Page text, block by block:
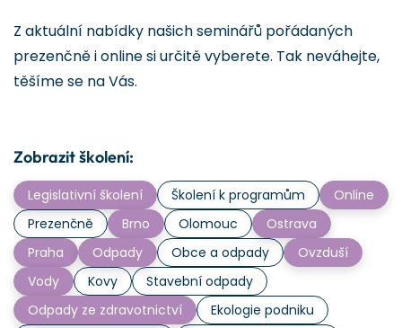
Z aktuální nabídky našich seminářů pořádaných
prezenčně i online si určitě vyberete. Tak neváhejte,
těšíme se na Vás.
Zobrazit školení:
Legislativní školení Školení k programům
Online
Prezenčně
Brno Olomouc
Ostrava
Praha
Odpady Obce a odpady
Ovzduší
Vody
Kovy
Stavební odpady
Odpady ze zdravotnictví
Ekologie podniku